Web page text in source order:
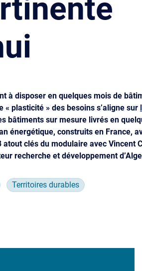
à disposer en quelques mois de
plasticité » des besoins s’aligne sur
bâtiments sur mesure livrés en
énergétique, construits en France,
clés du modulaire avec Vincent
recherche et développement
Territoires durables